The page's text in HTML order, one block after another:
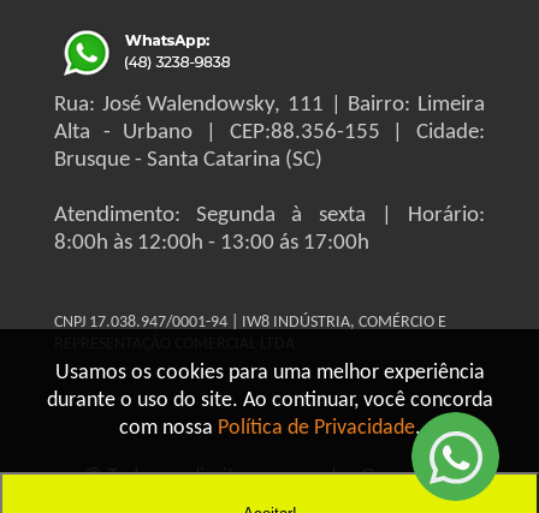
Usamos os cookies para uma melhor experiência
durante o uso do site. Ao continuar, você concorda
com nossa Política de Privacidade.
Rua: José Walendowsky, 111 | Bairro: Limeira
Alta - Urbano | CEP:88.356-155 | Cidade:
Brusque - Santa Catarina (SC)
Atendimento: Segunda à sexta | Horário:
8:00h às 12:00h - 13:00 ás 17:00h
CNPJ 17.038.947/0001-94 | IW8 INDÚSTRIA, COMÉRCIO E
© Todos os direitos reservados Grupo IW8
Construmaq - 2026